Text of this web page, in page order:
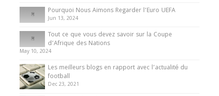
Pourquoi Nous Aimons Regarder l’Euro UEFA
Jun 13, 2024
Tout ce que vous devez savoir sur la Coupe
d’Afrique des Nations
May 10, 2024
Les meilleurs blogs en rapport avec l’actualité du
football
Dec 23, 2021